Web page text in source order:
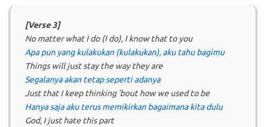
[Verse 3]
No matter what I do (I do), I know that to you
Apa pun yang kulakukan (kulakukan), aku tahu bagimu
Things will just stay the way they are
Segalanya akan tetap seperti adanya
Just that I keep thinking ’bout how we used to be
Hanya saja aku terus memikirkan bagaimana kita dulu
God, I just hate this part